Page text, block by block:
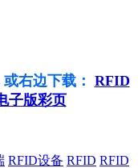
右边下载： RFID
子版彩页
RFID设备 RFID RFID